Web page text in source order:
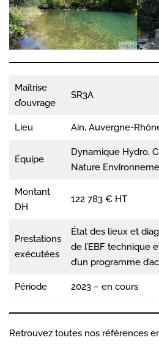
Maîtrise
d’ouvrage
SR3A
Lieu Ain, Auvergne-
Équipe
Dynamique Hydro,
Nature
Montant
DH
122 783 € HT
Prestations
exécutées
État des lieux et
de l’EBF technique
d’un programme
Période 2023 – en cours
Retrouvez toutes nos références